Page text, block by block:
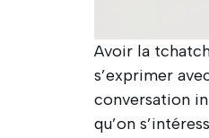
Avoir la
s’exprimer
conversation
qu’on